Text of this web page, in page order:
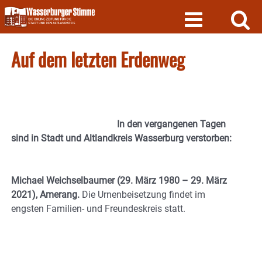
Skip
to
content
Auf dem letzten Erdenweg
In den vergangenen Tagen
sind in Stadt und Altlandkreis Wasserburg verstorben:
Michael Weichselbaumer (29. März 1980 – 29. März
2021), Amerang. Die Urnenbeisetzung findet im
engsten Familien- und Freundeskreis statt.